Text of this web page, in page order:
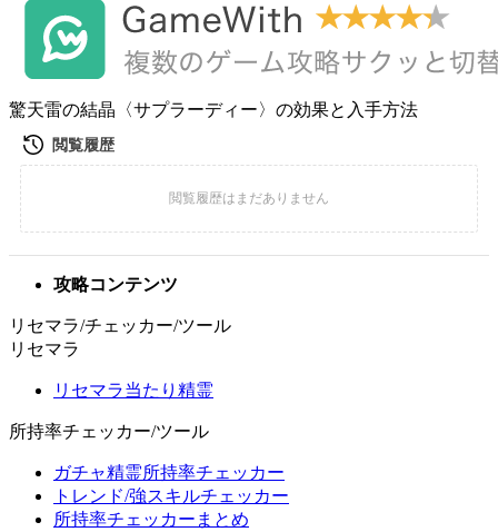
驚天雷の結晶〈サプラーディー〉の効果と入手方法
攻略コンテンツ
リセマラ/チェッカー/ツール
リセマラ
リセマラ当たり精霊
所持率チェッカー/ツール
ガチャ精霊所持率チェッカー
トレンド/強スキルチェッカー
所持率チェッカーまとめ